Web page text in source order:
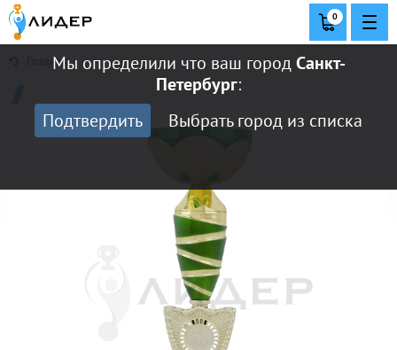
Мы определили что ваш городСанкт-
Петербург:
Подтвердить
Выбрать город из списка
0
Главная